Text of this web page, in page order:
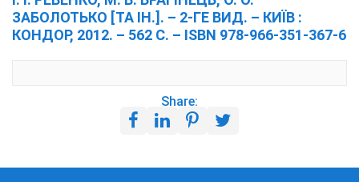
ЗАБОЛОТЬКО [ТА ІН.]. – 2-ГЕ ВИД. – КИЇВ :
КОНДОР, 2012. – 562 С. – ISBN 978-966-351-367-6
Share: